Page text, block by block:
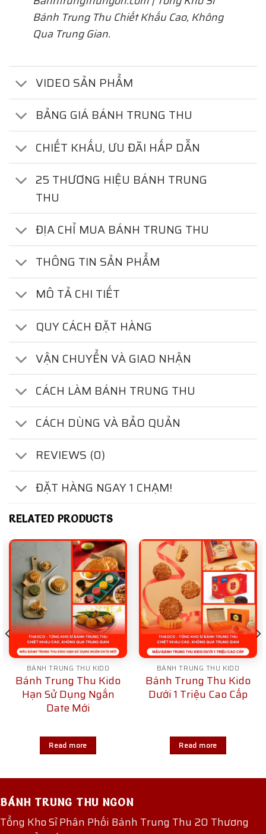
Bánh Trung Thu Chiết Khấu Cao, Không
Qua Trung Gian.
VIDEO SẢN PHẨM
BẢNG GIÁ BÁNH TRUNG THU
CHIẾT KHẤU, ƯU ĐÃI HẤP DẪN
25 THƯƠNG HIỆU BÁNH TRUNG
THU
ĐỊA CHỈ MUA BÁNH TRUNG THU
THÔNG TIN SẢN PHẨM
MÔ TẢ CHI TIẾT
QUY CÁCH ĐẶT HÀNG
VẬN CHUYỂN VÀ GIAO NHẬN
CÁCH LÀM BÁNH TRUNG THU
CÁCH DÙNG VÀ BẢO QUẢN
REVIEWS (0)
ĐẶT HÀNG NGAY 1 CHẠM!
RELATED PRODUCTS
BÁNH TRUNG THU KIDO
Bánh Trung Thu Kido
Hạn Sử Dụng Ngắn
Date Mới
Read more
BÁNH TRUNG THU KIDO
Bánh Trung Thu Kido
Dưới 1 Triệu Cao Cấp
Read more
BÁNH TRUNG THU NGON
Tổng Kho Sỉ Phân Phối Bánh Trung Thu 20 Thương